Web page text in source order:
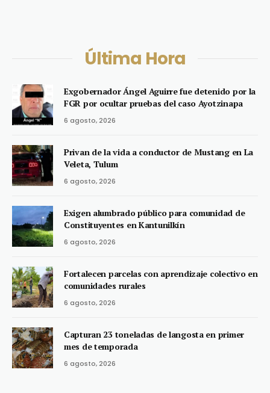
Última Hora
Exgobernador Ángel Aguirre fue detenido por la
FGR por ocultar pruebas del caso Ayotzinapa
6 agosto, 2026
Privan de la vida a conductor de Mustang en La
Veleta, Tulum
6 agosto, 2026
Exigen alumbrado público para comunidad de
Constituyentes en Kantunilkín
6 agosto, 2026
Fortalecen parcelas con aprendizaje colectivo en
comunidades rurales
6 agosto, 2026
Capturan 23 toneladas de langosta en primer
mes de temporada
6 agosto, 2026